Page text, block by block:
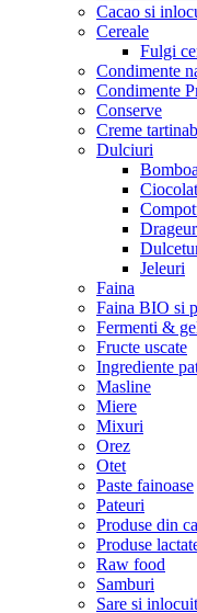
Cacao si
Cereale
Fulgi
Condimente
Condimente
Conserve
Creme
Dulciuri
Jeleuri
Faina
Faina BIO si
Fermenti &
Fructe uscate
Ingrediente
Masline
Miere
Mixuri
Orez
Otet
Paste fainoase
Pateuri
Produse din
Produse
Raw food
Samburi
Sare si